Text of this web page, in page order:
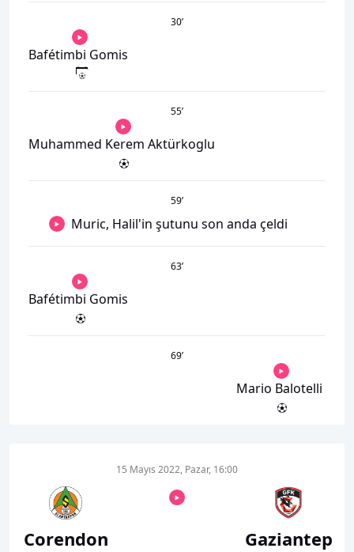
30’
Bafétimbi Gomis
55’
Muhammed Kerem Aktürkoglu
59’
Muric, Halil'in şutunu son anda çeldi
63’
Bafétimbi Gomis
69’
Mario Balotelli
Corendon
15 Mayıs 2022, Pazar, 16:00
Gaziantep